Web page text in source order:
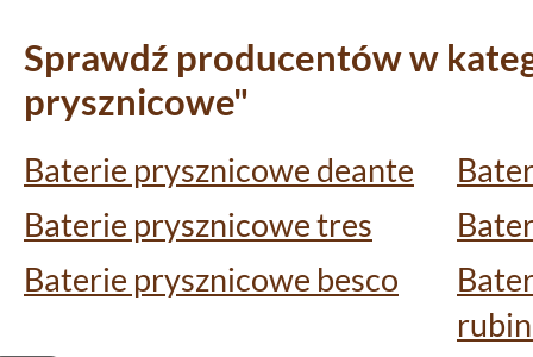
Sprawdź producentów w
prysznicowe"
Baterie prysznicowe deante
Baterie prysznicowe tres
Baterie prysznicowe besco